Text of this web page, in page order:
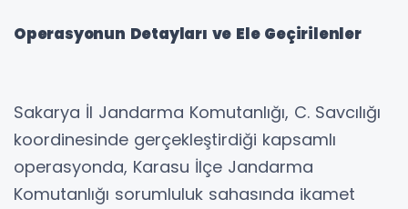
Operasyonun Detayları ve Ele Geçirilenler
Sakarya İl Jandarma Komutanlığı, C. Savcılığı
koordinesinde gerçekleştirdiği kapsamlı
operasyonda, Karasu İlçe Jandarma
Komutanlığı sorumluluk sahasında ikamet